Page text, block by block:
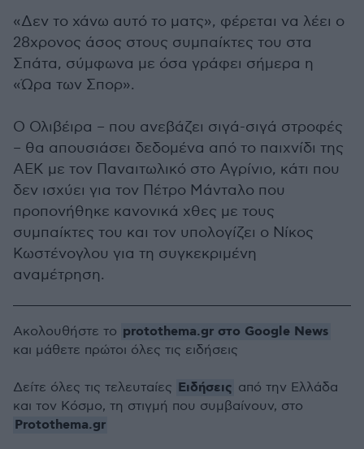
«Δεν το χάνω αυτό το ματς», φέρεται να λέει ο
28χρονος άσος στους συμπαίκτες του στα
Σπάτα, σύμφωνα με όσα γράφει σήμερα η
«Ώρα των Σπορ».
Ο Ολιβέιρα – που ανεβάζει σιγά-σιγά στροφές
– θα απουσιάσει δεδομένα από το παιχνίδι της
ΑΕΚ με τον Παναιτωλικό στο Αγρίνιο, κάτι που
δεν ισχύει για τον Πέτρο Μάνταλο που
προπονήθηκε κανονικά χθες με τους
συμπαίκτες του και τον υπολογίζει ο Νίκος
Κωστένογλου για τη συγκεκριμένη
αναμέτρηση.
Ακολουθήστε το protothema.gr στο Google News
και μάθετε πρώτοι όλες τις ειδήσεις
Δείτε όλες τις τελευταίες Ειδήσεις από την Ελλάδα
και τον Κόσμο, τη στιγμή που συμβαίνουν, στο
Protothema.gr